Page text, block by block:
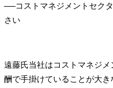
──コストマネジメントセク
遠藤氏当社はコストマネジ
酬で手掛けていることが大